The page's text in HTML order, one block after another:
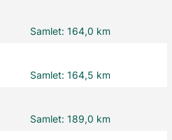
Samlet: 164,0 km
Samlet: 164,5 km
Samlet: 189,0 km